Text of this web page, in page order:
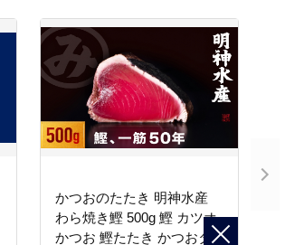
かつおのたたき 明神水産
わら焼き鰹 500g 鰹 カツオ
かつお 鰹たたき かつおタ